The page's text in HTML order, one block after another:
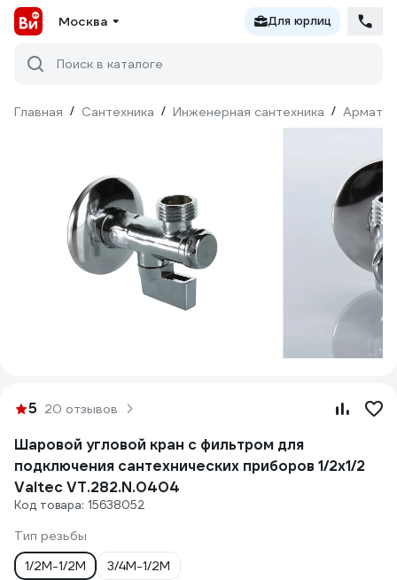
Москва Для юрлиц
Поиск в каталоге
Главная / Сантехника / Инженерная сантехника /
5 20 отзывов
Шаровой угловой кран с фильтром для
подключения сантехнических приборов 1/2х1/2
Valtec VT.282.N.0404
Код товара: 15638052
Тип резьбы
1/2M-1/2M
3/4M-1/2M